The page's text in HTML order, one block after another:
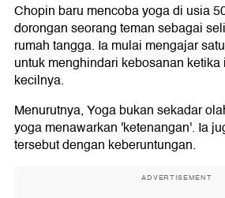
Chopin baru mencoba yoga di usia
dorongan seorang teman sebagai
rumah tangga. Ia mulai mengajar
untuk menghindari kebosanan
kecilnya.
Menurutnya, Yoga bukan sekadar
yoga menawarkan 'ketenangan'. Ia
tersebut dengan keberuntungan.
ADVERTISEMENT